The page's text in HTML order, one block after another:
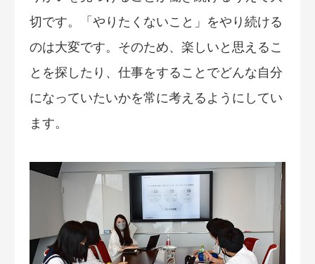
切です。「やりたくないこと」をやり続ける
のは大変です。そのため、楽しいと思えるこ
とを探したり、仕事をすることでどんな自分
になっていたいかを常に考えるようにしてい
ます。